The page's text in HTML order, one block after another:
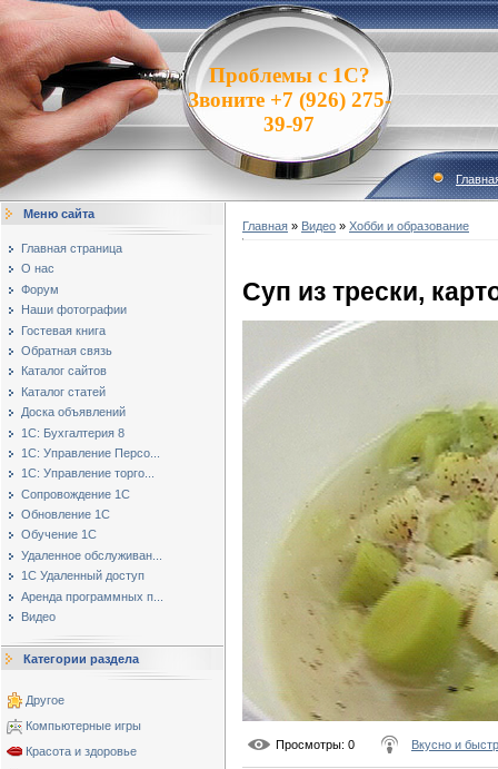
Проблемы с 1С?
Звоните +7 (926) 275-
39-97
Меню сайта
Главная страница
О нас
Форум
Наши фотографии
Гостевая книга
Обратная связь
Каталог сайтов
Каталог статей
Доска объявлений
1С: Бухгалтерия 8
1С: Управление Персо...
1С: Управление торго...
Сопровождение 1С
Обновление 1С
Обучение 1С
Удаленное обслуживан...
1С Удаленный доступ
Аренда программных п...
Видео
Категории раздела
Другое
Компьютерные игры
Красота и здоровье
Главная » Видео » Хобби и образование
Суп из трески,
Просмотры: 0 Вкусно и